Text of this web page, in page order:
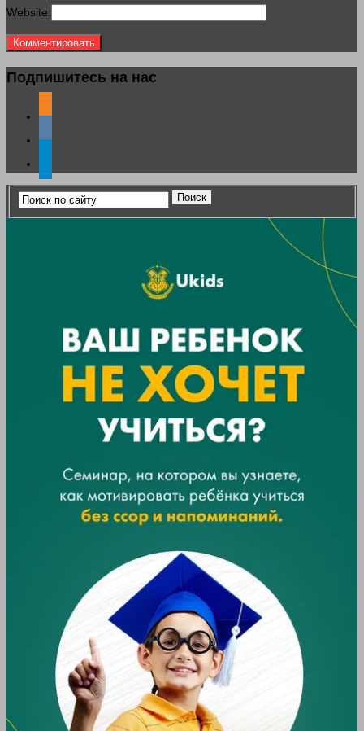
Website:
Подпишитесь на нас